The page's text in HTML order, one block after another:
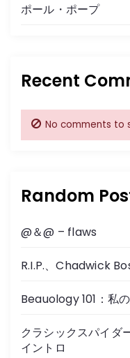
ポール・ポープ
Recent
No comments to
Random
@＆@ – flaws
R.I.P.、Chadwick
Beauology 101：私の
クラシックスパイダ
イントロ